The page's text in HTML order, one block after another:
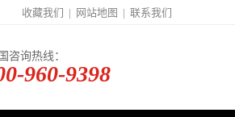
收藏我们 | 网站地图 | 联系我们
咨询热线：
960-9398